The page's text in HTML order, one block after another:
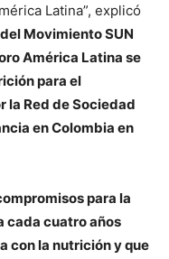
Latina”, explicó
Movimiento SUN
América Latina se
para el
la Red de Sociedad
en Colombia en
para la
cada cuatro años
con la nutrición y que